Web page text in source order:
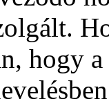
hogy